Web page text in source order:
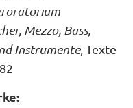
Mezzo, Bass,
Instrumente, Texte